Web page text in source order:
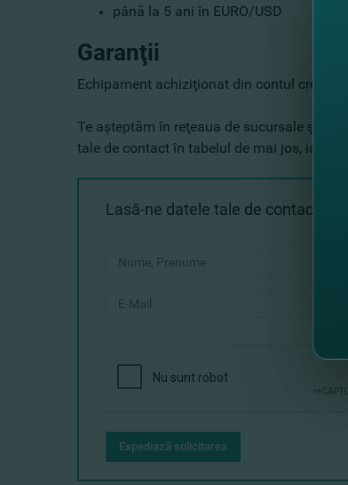
până la 5 ani în EURO/USD
Garanţii
Echipament achiziţionat din contul
Te aşteptăm în reţeaua de sucursale şi
tale de contact în tabelul de mai jos, iar
Lasă-ne datele tale de contact şi
Expediază solicitarea